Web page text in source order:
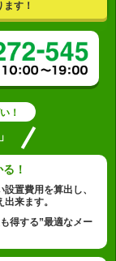
す！
！
！
置費用を算出し、
来ます。
得する”最適なメー